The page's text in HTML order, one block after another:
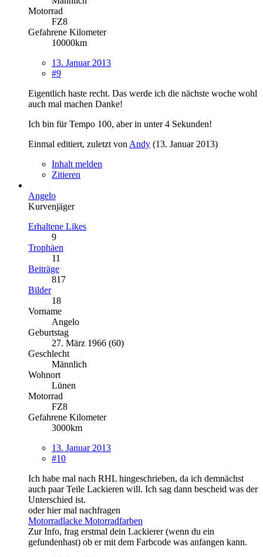
Motorrad
FZ8
Gefahrene Kilometer
10000km
13. Januar 2013
#9
Eigentlich haste recht. Das werde ich die nächste woche wohl
auch mal machen Danke!
Ich bin für Tempo 100, aber in unter 4 Sekunden!
Einmal editiert, zuletzt von Andy (13. Januar 2013)
Inhalt melden
Zitieren
Angelo
Kurvenjäger
Erhaltene Likes
9
Trophäen
11
Beiträge
817
Bilder
18
Vorname
Angelo
Geburtstag
27. März 1966 (60)
Geschlecht
Männlich
Wohnort
Lünen
Motorrad
FZ8
Gefahrene Kilometer
3000km
13. Januar 2013
#10
Ich habe mal nach RHL hingeschrieben, da ich demnächst
auch paar Teile Lackieren will. Ich sag dann bescheid was der
Unterschied ist.
oder hier mal nachfragen
Motorradlacke Motorradfarben
Zur Info, frag erstmal dein Lackierer (wenn du ein
gefundenhast) ob er mit dem Farbcode was anfangen kann.